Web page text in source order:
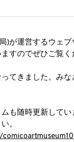
)が運営するウェ
すのでぜひご覧く
てきました。み
も随時更新してい
。